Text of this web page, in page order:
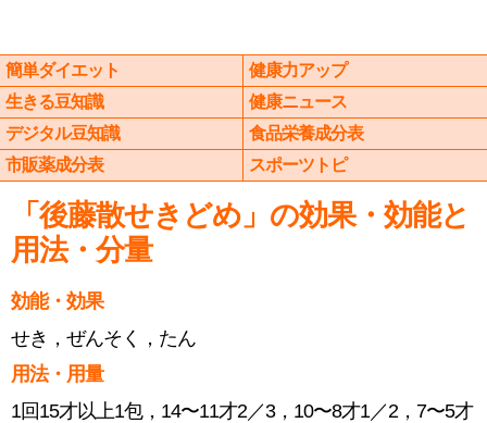
簡単ダイエット
健康力アップ
生きる豆知識
健康ニュース
デジタル豆知識
食品栄養成分表
市販薬成分表
スポーツトピ
「後藤散せきどめ」の効果・効能と
用法・分量
効能・効果
せき，ぜんそく，たん
用法・用量
1回15才以上1包，14〜11才2／3，10〜8才1／2，7〜5才